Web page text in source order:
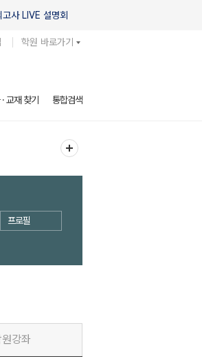
사 LIVE 설명회
학원 바로가기
교재 찾기 통합검색
프로필
강좌